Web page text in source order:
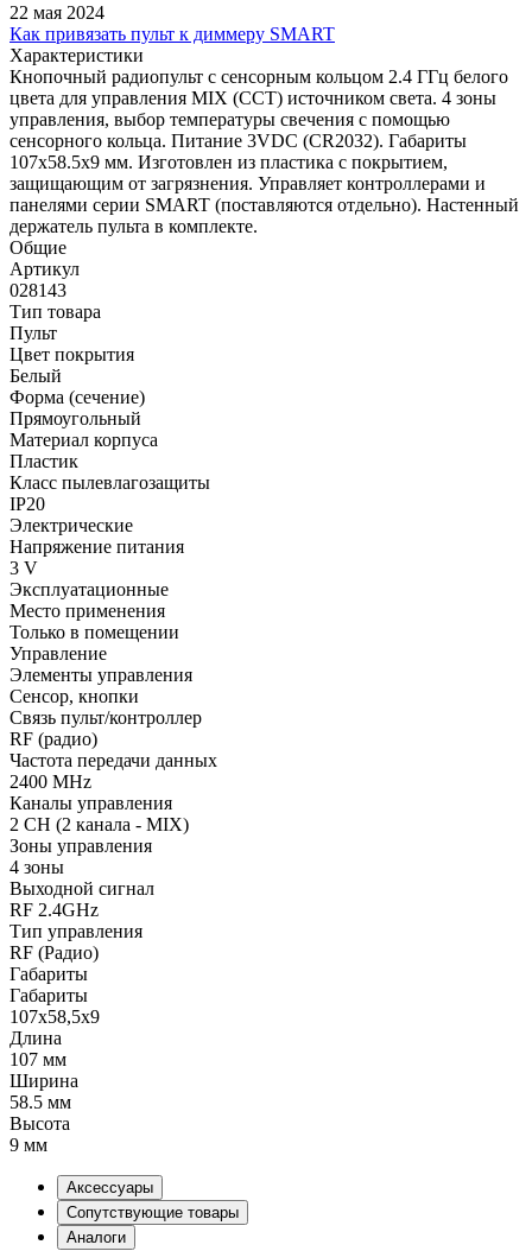
22 мая 2024
Как привязать пульт к диммеру SMART
Характеристики
Кнопочный радиопульт с сенсорным кольцом 2.4 ГГц белого
цвета для управления MIX (CCT) источником света. 4 зоны
управления, выбор температуры свечения с помощью
сенсорного кольца. Питание 3VDC (CR2032). Габариты
107x58.5x9 мм. Изготовлен из пластика с покрытием,
защищающим от загрязнения. Управляет контроллерами и
панелями серии SMART (поставляются отдельно). Настенный
держатель пульта в комплекте.
Общие
Артикул
028143
Тип товара
Пульт
Цвет покрытия
Белый
Форма (сечение)
Прямоугольный
Материал корпуса
Пластик
Класс пылевлагозащиты
IP20
Электрические
Напряжение питания
3 V
Эксплуатационные
Место применения
Только в помещении
Управление
Элементы управления
Сенсор, кнопки
Связь пульт/контроллер
RF (радио)
Частота передачи данных
2400 MHz
Каналы управления
2 CH (2 канала - MIX)
Зоны управления
4 зоны
Выходной сигнал
RF 2.4GHz
Тип управления
RF (Радио)
Габариты
Габариты
107x58,5x9
Длина
107 мм
Ширина
58.5 мм
Высота
9 мм
Аксессуары
Сопутствующие товары
Аналоги